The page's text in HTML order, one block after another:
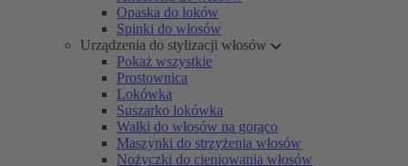
Opaska do loków
Spinki do włosów
Urządzenia do stylizacji włosów
Pokaż wszystkie
Prostownica
Lokówka
Suszarko lokówka
Wałki do włosów na gorąco
Maszynki do strzyżenia włosów
Nożyczki do cieniowania włosów